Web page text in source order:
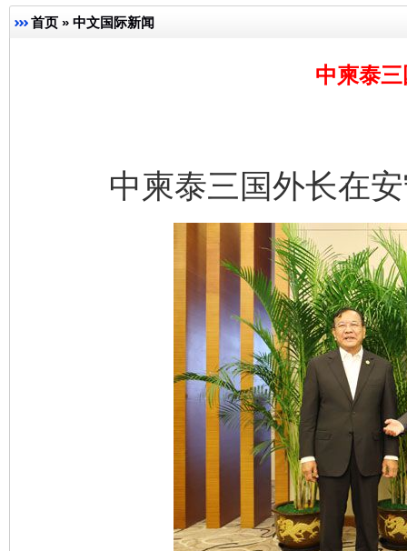
首页 » 中文国际新闻
中柬泰
中柬泰三国外长在安